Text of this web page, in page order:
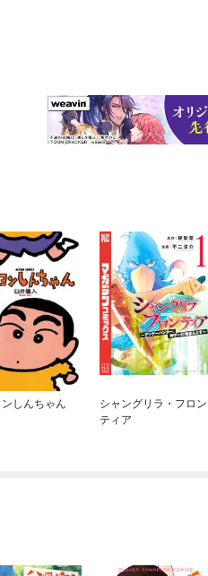
しんちゃん
シャングリラ・フロン
ティア